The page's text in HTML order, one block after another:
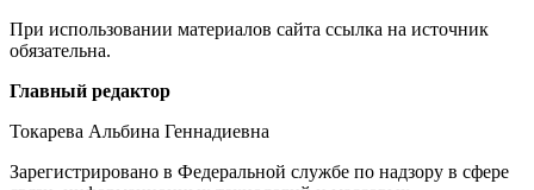
При использовании материалов сайта ссылка на источник
обязательна.
Редакция
Главный редактор
Токарева Альбина Геннадиевна
Зарегистрировано в Федеральной службе по надзору в сфере